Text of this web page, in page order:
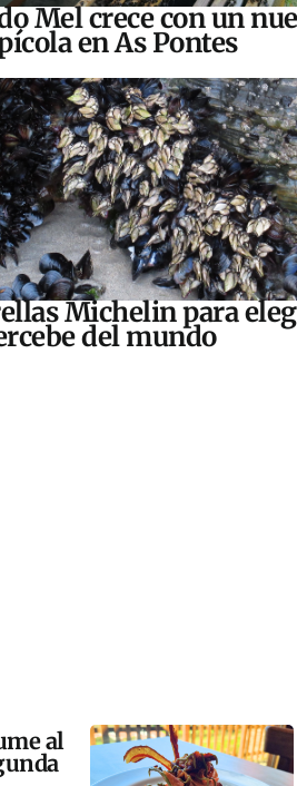
Mel crece con un
en As Pontes
Michelin para
del mundo
al